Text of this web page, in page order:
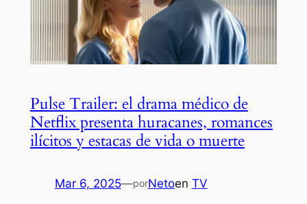
Pulse Trailer: el drama médico de
Netflix presenta huracanes, romances
ilícitos y estacas de vida o muerte
Mar 6, 2025—porNetoen TV